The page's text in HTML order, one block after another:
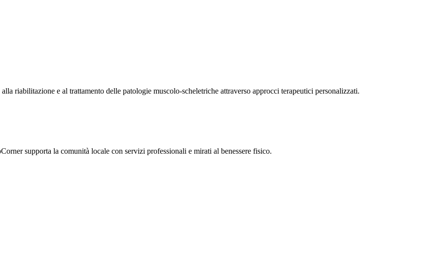
alla riabilitazione e al trattamento delle patologie muscolo-scheletriche attraverso approcci terapeutici personalizzati.
supporta la comunità locale con servizi professionali e mirati al benessere fisico.